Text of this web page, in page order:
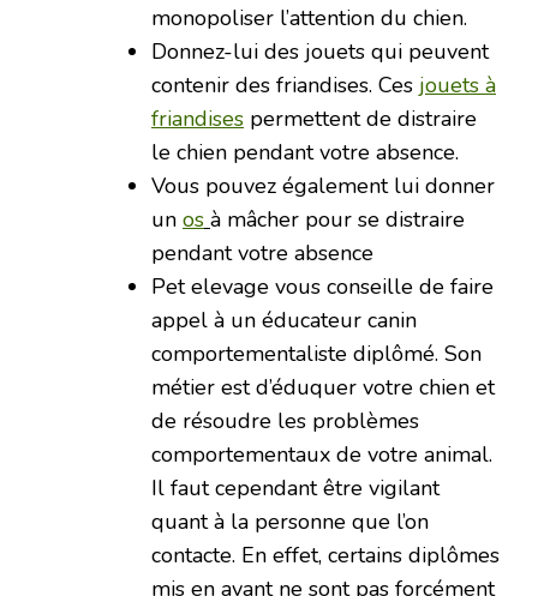
monopoliser l’attention du chien.
Donnez-lui des jouets qui peuvent
contenir des friandises. Ces jouets à
friandises permettent de distraire
le chien pendant votre absence.
Vous pouvez également lui donner
un os à mâcher pour se distraire
pendant votre absence
Pet elevage vous conseille de faire
appel à un éducateur canin
comportementaliste diplômé. Son
métier est d’éduquer votre chien et
de résoudre les problèmes
comportementaux de votre animal.
Il faut cependant être vigilant
quant à la personne que l’on
contacte. En effet, certains diplômes
mis en avant ne sont pas forcément